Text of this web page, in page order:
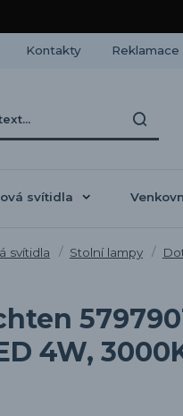
Kontakty Reklamace
svítidla
svítidla Stolní lampy
4W,